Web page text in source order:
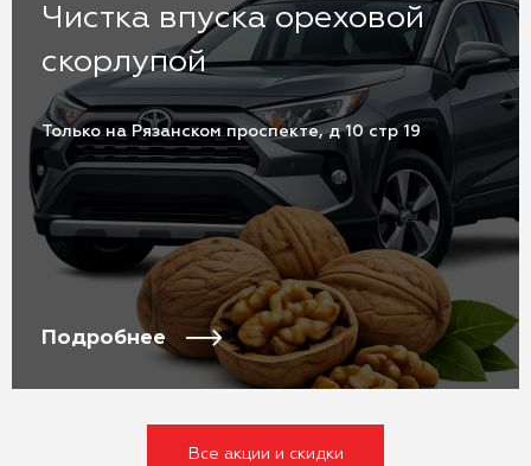
Чистка впуска ореховой
скорлупой
Только на Рязанском проспекте, д 10 стр 19
Подробнее
Все акции и скидки